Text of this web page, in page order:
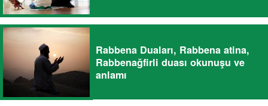
Rabbena Duaları, Rabbena atina,
Rabbenağfirli duası okunuşu ve
anlamı